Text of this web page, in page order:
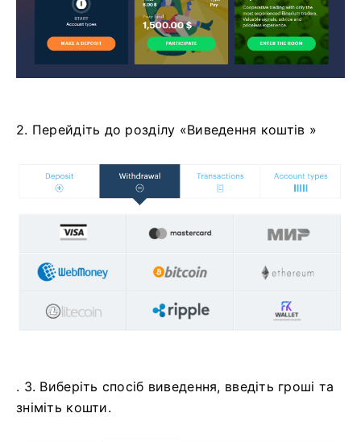
2. Перейдіть до розділу «Виведення коштів »
. 3. Виберіть спосіб виведення, введіть гроші та
зніміть кошти.